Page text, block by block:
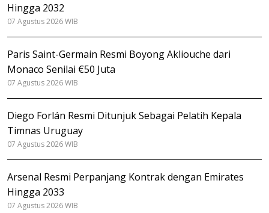
Hingga 2032
07 Agustus 2026 WIB
Paris Saint-Germain Resmi Boyong Akliouche dari
Monaco Senilai €50 Juta
07 Agustus 2026 WIB
Diego Forlán Resmi Ditunjuk Sebagai Pelatih Kepala
Timnas Uruguay
07 Agustus 2026 WIB
Arsenal Resmi Perpanjang Kontrak dengan Emirates
Hingga 2033
07 Agustus 2026 WIB